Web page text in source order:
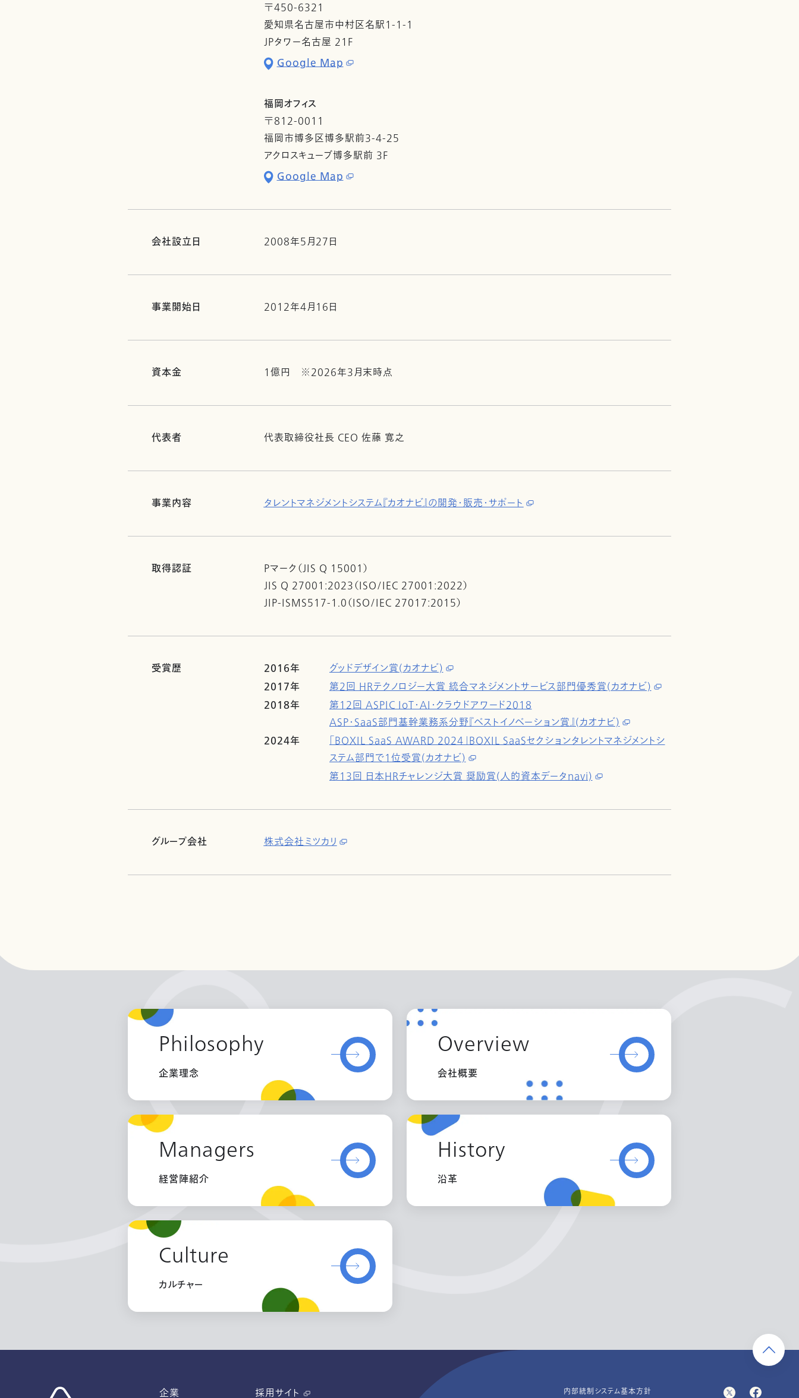
〒450-6321
愛知県名古屋市中村区名駅1-1-1
JPタワー名古屋 21F
Google Map
福岡オフィス
〒812-0011
福岡市博多区博多駅前3-4-25
アクロスキューブ博多駅前 3F
Google Map
会社設立日 2008年5月27日
事業開始日 2012年4月16日
資本金 1億円 ※2026年3月末時点
代表者 代表取締役社長 CEO 佐藤 寛之
事業内容 タレントマネジメントシステム『カオナビ』の開発・販売・サポート
取得認証
Pマーク（JIS Q 15001）
JIS Q 27001:2023（ISO/IEC 27001:2022）
JIP-ISMS517-1.0（ISO/IEC 27017:2015）
受賞歴 2016年
グッドデザイン賞(カオナビ)
2017年
第2回 HRテクノロジー大賞 統合マネジメントサービス部門優秀賞(カオナビ)
2018年
第12回 ASPIC IoT・AI・クラウドアワード2018
ASP・SaaS部門基幹業務系分野『ベストイノベーション賞』(カオナビ)
2024年
「BOXIL SaaS AWARD 2024」BOXIL SaaSセクションタレントマネジメントシ
ステム部門で1位受賞(カオナビ)
第13回 日本HRチャレンジ大賞 奨励賞(人的資本データnavi)
グループ会社 株式会社ミツカリ
Philosophy
企業理念
Overview
会社概要
Managers
経営陣紹介
History
沿革
Culture
カルチャー
企業 採用サイト 内部統制システム基本方針